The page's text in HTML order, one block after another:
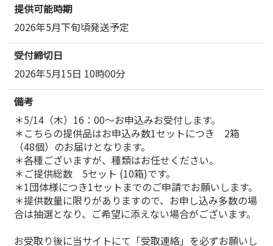
提供可能時期
2026年5月下旬頃発送予定
受付締切日
2026年5月15日 10時00分
備考
＊5/14（木）16：00～お申込みお受付します。
＊こちらの提供品はお申込み数1セットにつき 2箱
（48個）のお届けとなります。
＊各種ございますが、種類はお任せください。
＊ご提供総数 5セット (10箱)です。
＊1団体様につき1セットまでのご申請でお願いします。
＊提供数量に限りがありますので、お申し込み多数の場
合は抽選となり、ご希望に添えない場合がございます。
お受取り後に当サイトにて「受取連絡」を必ずお願いし